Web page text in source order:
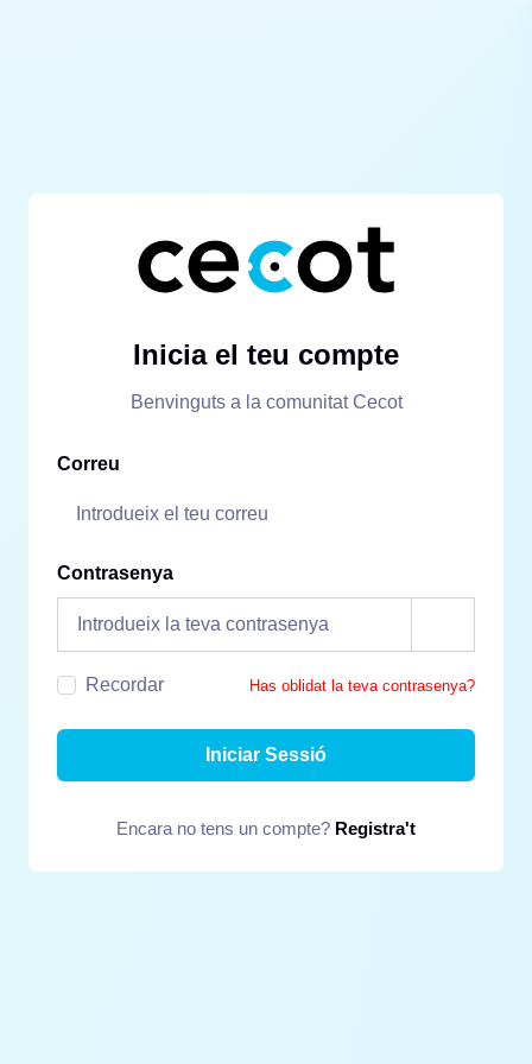
Inicia el teu compte
Benvinguts a la comunitat Cecot
Correu
Contrasenya
Recordar Has oblidat la teva contrasenya?
Iniciar Sessió
Encara no tens un compte? Registra't